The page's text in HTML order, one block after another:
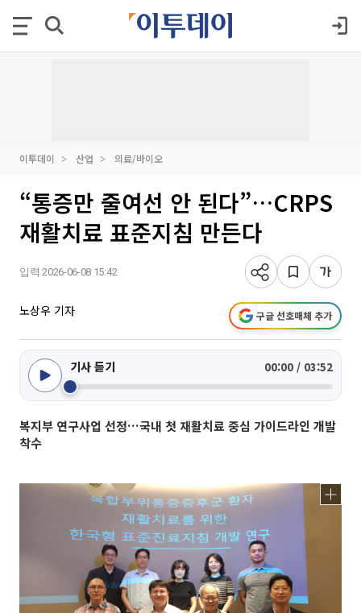
이투데이 산업 의료/바이오
“통증만 줄여선 안 된다”…CRPS
재활치료 표준지침 만든다
입력 2026-06-08 15:42
노상우 기자 구글 선호매체 추가
기사 듣기 00:00 / 03:52
복지부 연구사업 선정…국내 첫 재활치료 중심 가이드라인 개발
착수